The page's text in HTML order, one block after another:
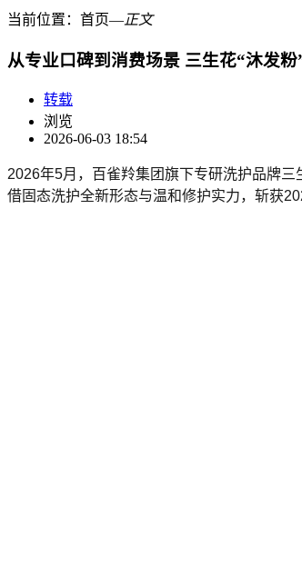
当前位置： 首页―正文
从专业口碑到消费场景 三生花“沐发
转载
浏览
2026-06-03 18:54
2026年5月，百雀羚集团旗下专研洗护品牌
借固态洗护全新形态与温和修护实力，斩获